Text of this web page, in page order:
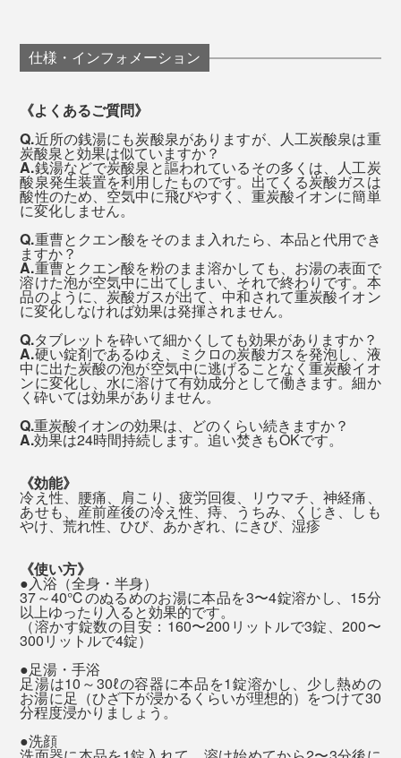
タブレット3錠を入れて溶かし
15分ほど浸かる
これだけで、炭酸ガスより小さく、肌から血管に吸収さ
れやすい重炭酸イオンが、温浴効果を高めて、血流をす
みずみまで改善してくれます。
ぬるめのお湯のおかげで、顔のほてりや、暑苦しさは、
まずありません。
それでも、入浴後は、体の奥深くまでホッカホカ。いつ
もより湯冷めしにくい、不思議な心地よさを感じると思
います。
従来の炭酸入浴剤でも、原料の重曹とクエン酸をそのま
ま入れても、実現できない“究極の炭酸湯”です。
『薬用Hot Bubble PRO』21錠入りは、いちどに3錠使う
として、お風呂1回あたり約260円（税抜）。
これで「温泉旅」気分を味わえるなら、オトクだと思い
ます。ぜひ“究極の炭酸湯”、試してみてください。
20分以上、どんなに小さなカケラになっても、浴槽の底
40℃前後のぬるめのお湯に浸かるので、15分以上経っ
ても、のぼせたり、汗が止まらなかったりといった暑苦
仕様・インフォメーション
《よくあるご質問》
Q.近所の銭湯にも炭酸泉がありますが、人工炭酸泉は重
炭酸泉と効果は似ていますか？
A.銭湯などで炭酸泉と謳われているその多くは、人工炭
酸泉発生装置を利用したものです。出てくる炭酸ガスは
酸性のため、空気中に飛びやすく、重炭酸イオンに簡単
に変化しません。
Q.重曹とクエン酸をそのまま入れたら、本品と代用でき
ますか？
A.重曹とクエン酸を粉のまま溶かしても、お湯の表面で
溶けた泡が空気中に出てしまい、それで終わりです。本
品のように、炭酸ガスが出て、中和されて重炭酸イオン
に変化しなければ効果は発揮されません。
Q.タブレットを砕いて細かくしても効果がありますか？
A.硬い錠剤であるゆえ、ミクロの炭酸ガスを発泡し、液
中に出た炭酸の泡が空気中に逃げることなく重炭酸イオ
ンに変化し、水に溶けて有効成分として働きます。細か
く砕いては効果がありません。
Q.重炭酸イオンの効果は、どのくらい続きますか？
A.効果は24時間持続します。追い焚きもOKです。
《効能》
冷え性、腰痛、肩こり、疲労回復、リウマチ、神経痛、
あせも、産前産後の冷え性、痔、うちみ、くじき、しも
やけ、荒れ性、ひび、あかぎれ、にきび、湿疹
《使い方》
●入浴（全身・半身）
37～40℃のぬるめのお湯に本品を3〜4錠溶かし、15分
以上ゆったり入ると効果的です。
（溶かす錠数の目安：160〜200リットルで3錠、200〜
300リットルで4錠）
●足湯・手浴
足湯は10～30ℓの容器に本品を1錠溶かし、少し熱めの
お湯に足（ひざ下が浸かるくらいが理想的）をつけて30
分程度浸かりましょう。
●洗顔